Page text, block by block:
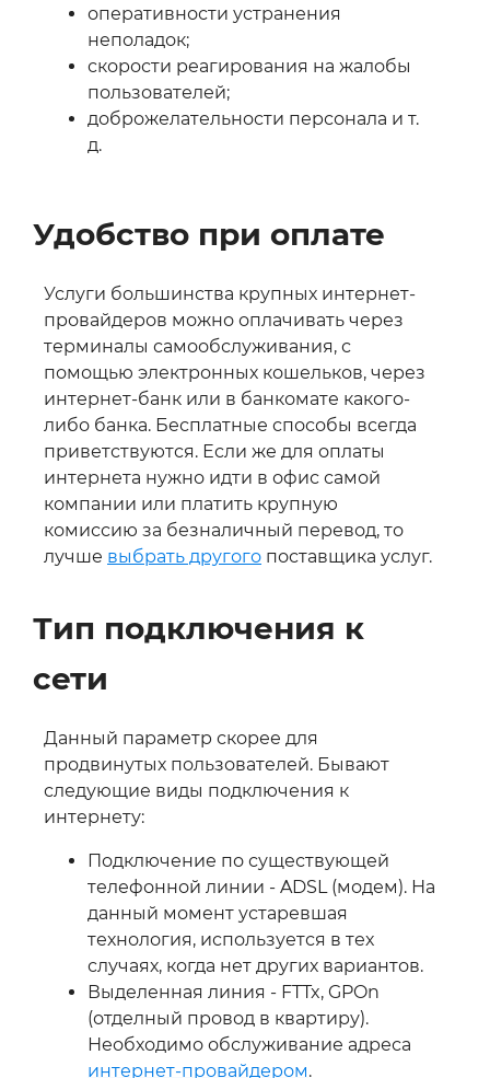
оперативности устранения
неполадок;
скорости реагирования на жалобы
пользователей;
доброжелательности персонала и т.
д.
Удобство при оплате
Услуги большинства крупных интернет-
провайдеров можно оплачивать через
терминалы самообслуживания, с
помощью электронных кошельков, через
интернет-банк или в банкомате какого-
либо банка. Бесплатные способы всегда
приветствуются. Если же для оплаты
интернета нужно идти в офис самой
компании или платить крупную
комиссию за безналичный перевод, то
лучше выбрать другого поставщика услуг.
Тип подключения к
сети
Данный параметр скорее для
продвинутых пользователей. Бывают
следующие виды подключения к
интернету:
Подключение по существующей
телефонной линии - ADSL (модем). На
данный момент устаревшая
технология, используется в тех
случаях, когда нет других вариантов.
Выделенная линия - FTTx, GPOn
(отделный провод в квартиру).
Необходимо обслуживание адреса
интернет-провайдером.